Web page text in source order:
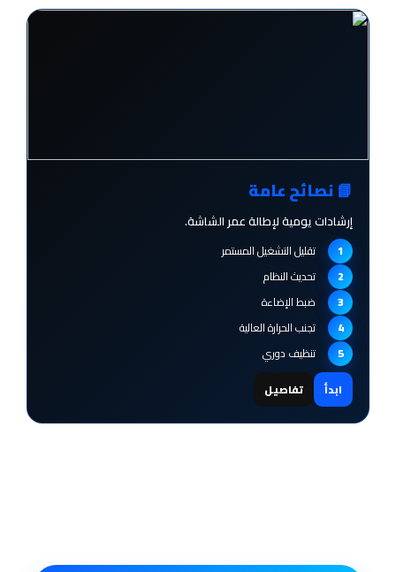
📘 نصائح عامة
إرشادات يومية لإطالة عمر الشاشة.
تقليل التشغيل المستمر
تحديث النظام
ضبط الإضاءة
تجنب الحرارة العالية
تنظيف دوري
ابدأ
تفاصيل